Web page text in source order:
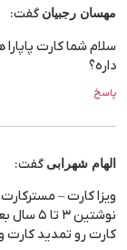
مهسان رجبیان گفت:
سلام شما کارت
داره؟
پاسخ
الهام شهرابی گفت:
کارت رو تمدید کارت و